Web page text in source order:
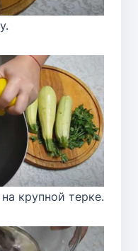
крупной терке.